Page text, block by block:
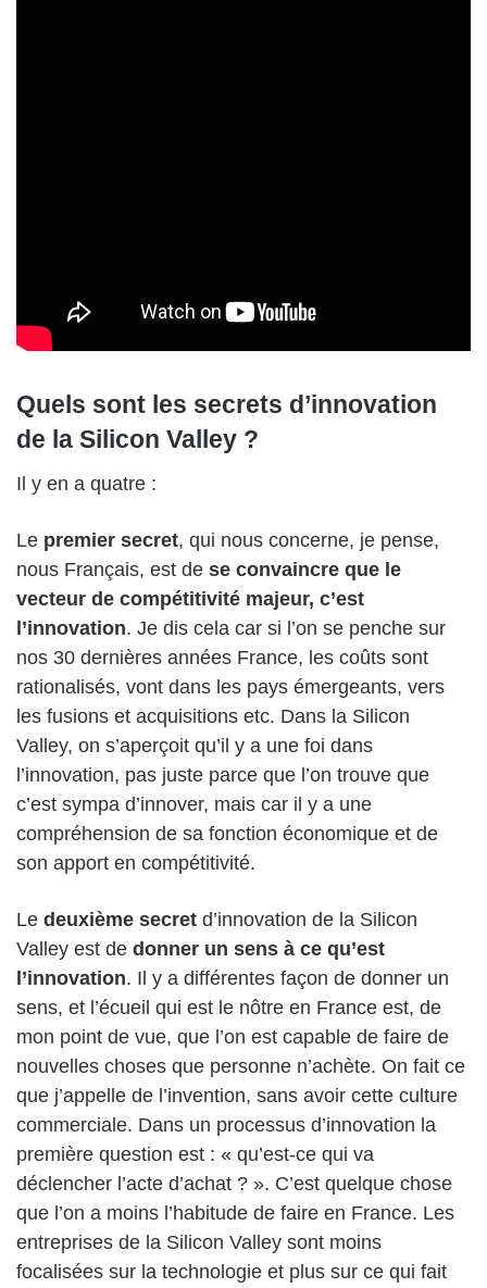
Quels sont les secrets d’innovation
de la Silicon Valley ?
Il y en a quatre :
Le premier secret, qui nous concerne, je pense,
nous Français, est de se convaincre que le
vecteur de compétitivité majeur, c’est
l’innovation. Je dis cela car si l’on se penche sur
nos 30 dernières années France, les coûts sont
rationalisés, vont dans les pays émergeants, vers
les fusions et acquisitions etc. Dans la Silicon
Valley, on s’aperçoit qu’il y a une foi dans
l’innovation, pas juste parce que l’on trouve que
c’est sympa d’innover, mais car il y a une
compréhension de sa fonction économique et de
son apport en compétitivité.
Le deuxième secret d’innovation de la Silicon
Valley est de donner un sens à ce qu’est
l’innovation. Il y a différentes façon de donner un
sens, et l’écueil qui est le nôtre en France est, de
mon point de vue, que l’on est capable de faire de
nouvelles choses que personne n’achète. On fait ce
que j’appelle de l’invention, sans avoir cette culture
commerciale. Dans un processus d’innovation la
première question est : « qu’est-ce qui va
déclencher l’acte d’achat ? ». C’est quelque chose
que l’on a moins l’habitude de faire en France. Les
entreprises de la Silicon Valley sont moins
focalisées sur la technologie et plus sur ce qui fait